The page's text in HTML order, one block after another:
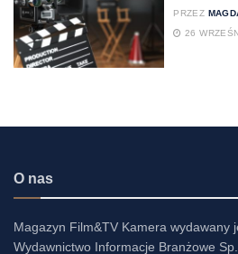
PRZEZ
26
O nas
Magazyn Film&TV Kamera wydawany
Wydawnictwo Informacje Branżowe